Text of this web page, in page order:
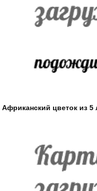
Африканский цветок из 5